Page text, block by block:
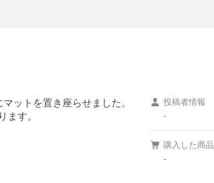
ットを置き座らせました。
ます。
投稿者情報
-
購入した商品
-